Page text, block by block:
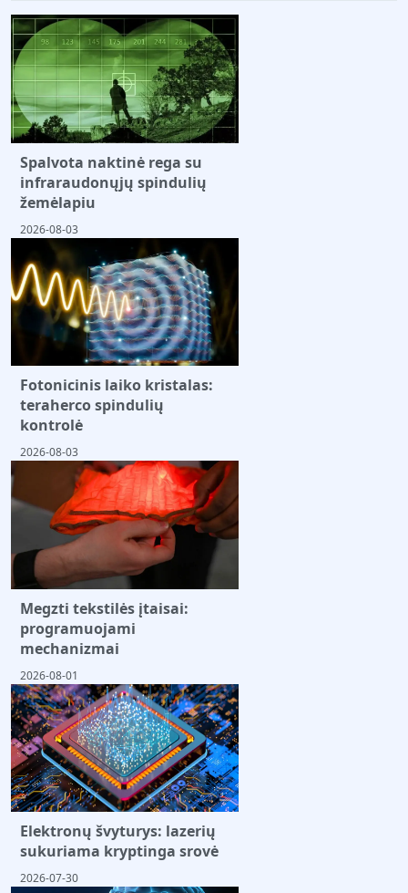
Spalvota naktinė rega su
infraraudonųjų spindulių
žemėlapiu
2026-08-03
Fotonicinis laiko kristalas:
teraherco spindulių
kontrolė
2026-08-03
Megzti tekstilės įtaisai:
programuojami
mechanizmai
2026-08-01
Elektronų švyturys: lazerių
sukuriama kryptinga srovė
2026-07-30